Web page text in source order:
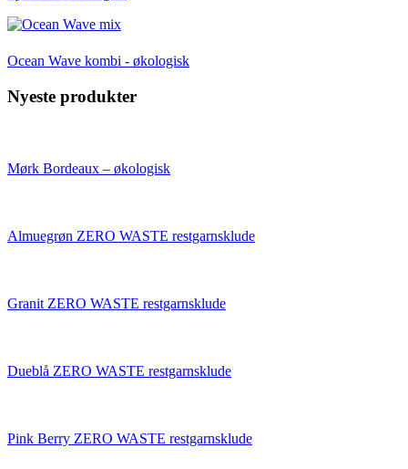
Ocean Wave kombi - økologisk
Nyeste produkter
Mørk Bordeaux – økologisk
Almuegrøn ZERO WASTE restgarnsklude
Granit ZERO WASTE restgarnsklude
Dueblå ZERO WASTE restgarnsklude
Pink Berry ZERO WASTE restgarnsklude